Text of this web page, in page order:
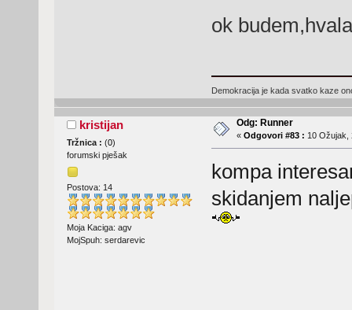
ok
Demokracija je kada svatko kaze
kristijan
Tržnica : (0)
forumski pješak
Postova: 14
Moja Kaciga: agv
MojSpuh: serdarevic
Odg: Runner
« Odgovori #83 : 10 Ožujak,
kompa
skidanjem